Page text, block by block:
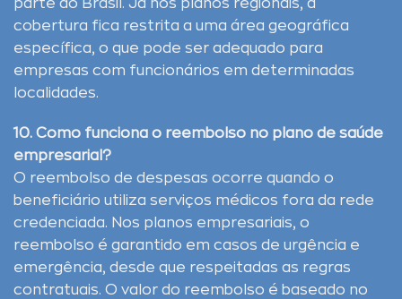
parte do Brasil. Já nos planos regionais, a
cobertura fica restrita a uma área geográfica
específica, o que pode ser adequado para
empresas com funcionários em determinadas
localidades.
10. Como funciona o reembolso no plano de saúde
empresarial?
O reembolso de despesas ocorre quando o
beneficiário utiliza serviços médicos fora da rede
credenciada. Nos planos empresariais, o
reembolso é garantido em casos de urgência e
emergência, desde que respeitadas as regras
contratuais. O valor do reembolso é baseado no